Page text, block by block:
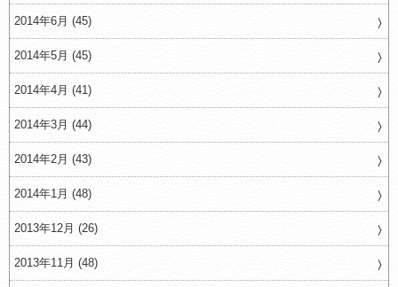
2014年6月 (45)
2014年5月 (45)
2014年4月 (41)
2014年3月 (44)
2014年2月 (43)
2014年1月 (48)
2013年12月 (26)
2013年11月 (48)